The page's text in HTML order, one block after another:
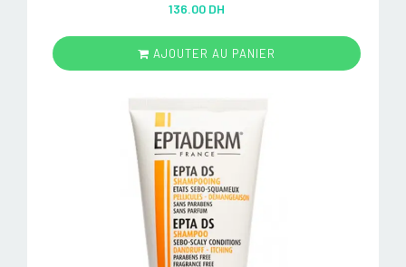
out of 5
136.00 DH
AJOUTER AU PANIER